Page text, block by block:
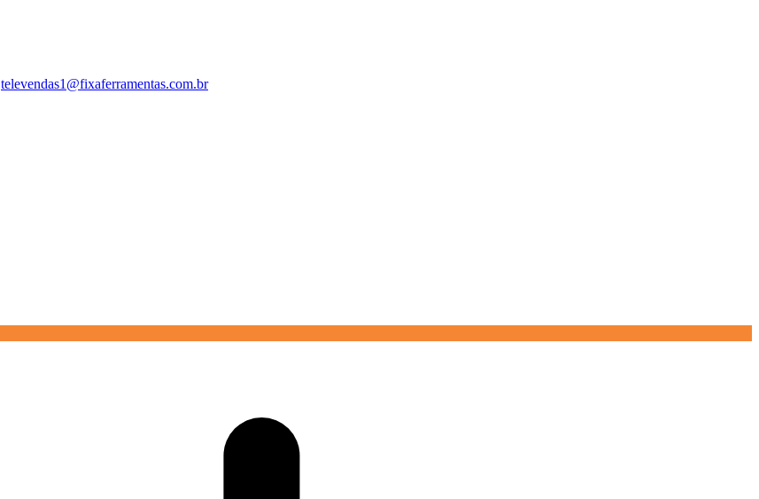
televendas1@fixaferramentas.com.br